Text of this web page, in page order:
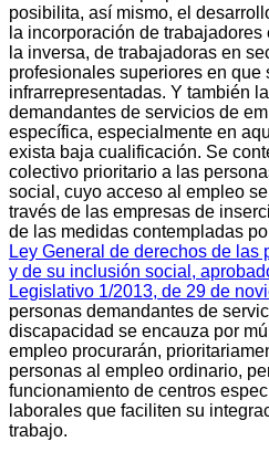
posibilita, así mismo, el
la incorporación de
la inversa, de trabajadoras en
profesionales superiores en que
infrarrepresentadas. Y también
demandantes de servicios de
específica, especialmente en
exista baja cualificación. Se
colectivo prioritario a las
social, cuyo acceso al empleo
través de las empresas de
de las medidas contempladas
Ley General de derechos de las
y de su inclusión social,
Legislativo 1/2013, de 29 de
personas demandantes de
discapacidad se encauza por
empleo procurarán,
personas al empleo ordinario,
funcionamiento de centros
laborales que faciliten su
trabajo.